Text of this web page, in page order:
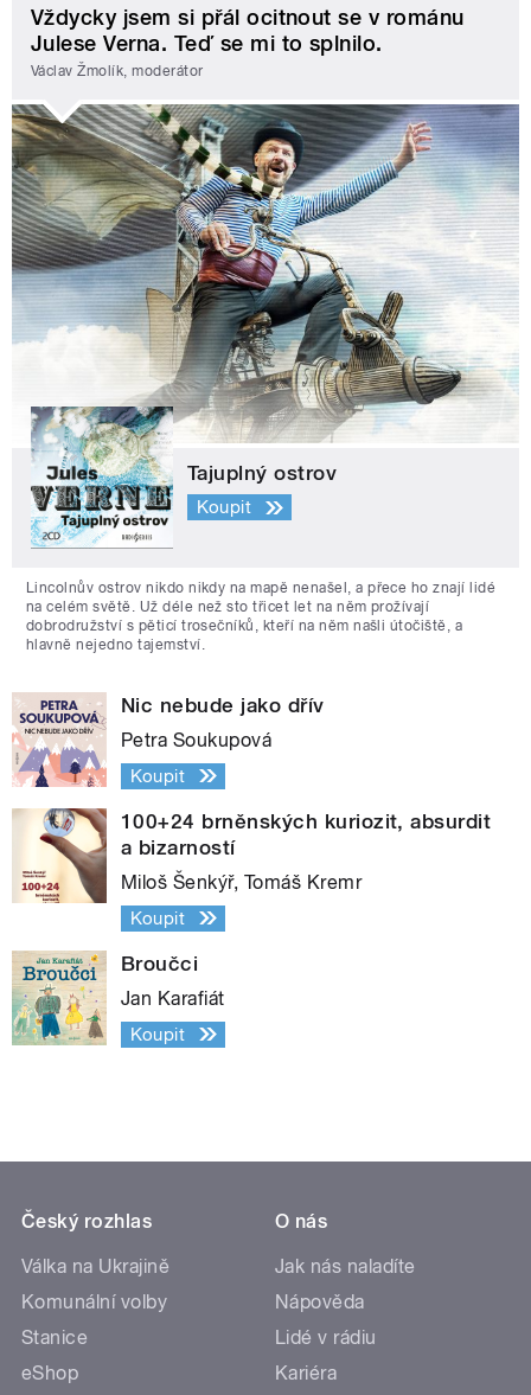
Vždycky jsem si přál ocitnout se v románu
Julese Verna. Teď se mi to splnilo.
Václav Žmolík, moderátor
Tajuplný ostrov
Koupit
Lincolnův ostrov nikdo nikdy na mapě nenašel, a přece ho znají lidé
na celém světě. Už déle než sto třicet let na něm prožívají
dobrodružství s pěticí trosečníků, kteří na něm našli útočiště, a
hlavně nejedno tajemství.
Nic nebude jako dřív
Petra Soukupová
Koupit
100+24 brněnských kuriozit, absurdit
a bizarností
Miloš Šenkýř, Tomáš Kremr
Koupit
Broučci
Jan Karafiát
Koupit
Český rozhlas
Válka na Ukrajině
Komunální volby
Stanice
eShop
O nás
Jak nás naladíte
Nápověda
Lidé v rádiu
Kariéra